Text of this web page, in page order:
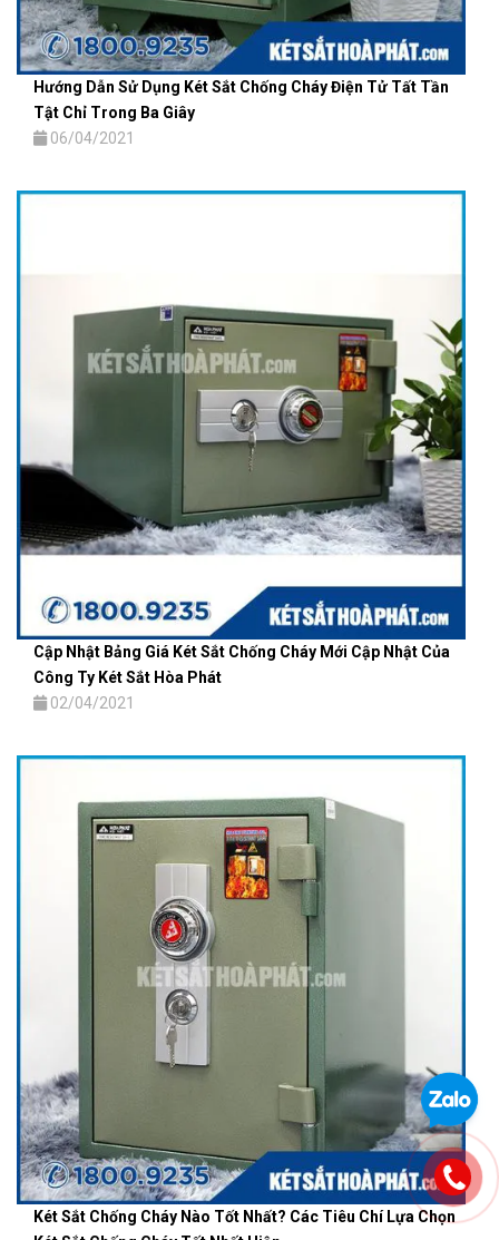
Hướng Dẫn Sử Dụng Két Sắt Chống Cháy Điện Tử Tất Tần
Tật Chỉ Trong Ba Giây
06/04/2021
Cập Nhật Bảng Giá Két Sắt Chống Cháy Mới Cập Nhật Của
Công Ty Két Sắt Hòa Phát
02/04/2021
Két Sắt Chống Cháy Nào Tốt Nhất? Các Tiêu Chí Lựa Chọn